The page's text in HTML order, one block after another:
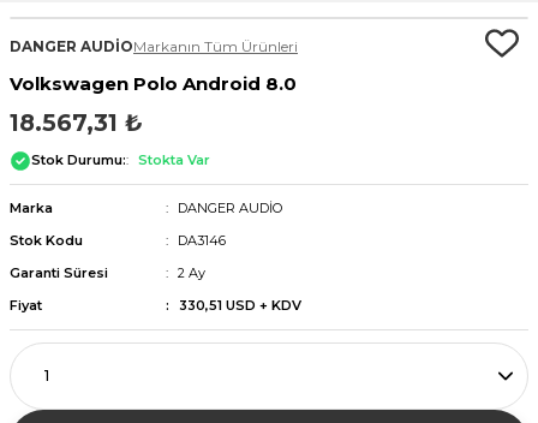
DANGER AUDİOMarkanın Tüm Ürünleri
Volkswagen Polo Android 8.0
18.567,31 ₺
Stok Durumu: Stokta Var
Marka
DANGER AUDİO
Stok Kodu
DA3146
Garanti Süresi
2 Ay
Fiyat
330,51 USD + KDV